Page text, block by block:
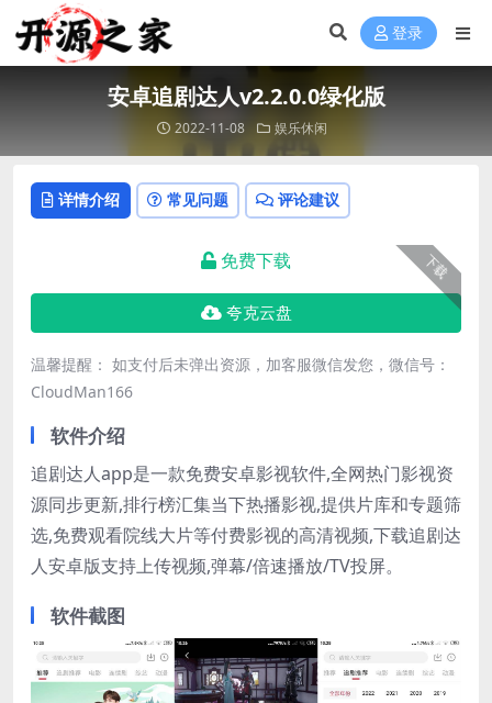
登录
安卓追剧达人v2.2.0.0绿化版
2022-11-08 娱乐休闲
详情介绍 常见问题 评论建议
下载
免费下载
夸克云盘
温馨提醒： 如支付后未弹出资源，加客服微信发您，微信号：
CloudMan166
软件介绍
追剧达人app是一款免费安卓影视软件,全网热门影视资
源同步更新,排行榜汇集当下热播影视,提供片库和专题筛
选,免费观看院线大片等付费影视的高清视频,下载追剧达
人安卓版支持上传视频,弹幕/倍速播放/TV投屏。
软件截图